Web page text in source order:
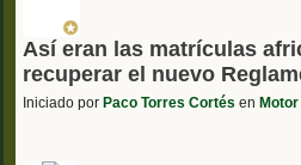
Así eran las matrículas
recuperar el nuevo
Iniciado por Paco Torres Cortés en